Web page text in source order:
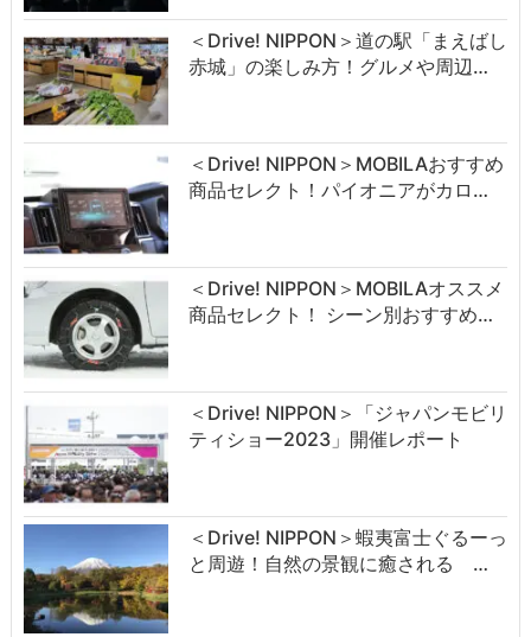
＜Drive! NIPPON＞道の駅「まえばし
赤城」の楽しみ方！グルメや周辺…
＜Drive! NIPPON＞MOBILAおすすめ
商品セレクト！パイオニアがカロ…
＜Drive! NIPPON＞MOBILAオススメ
商品セレクト！ シーン別おすすめ…
＜Drive! NIPPON＞「ジャパンモビリ
ティショー2023」開催レポート
＜Drive! NIPPON＞蝦夷富士ぐるーっ
と周遊！自然の景観に癒される …